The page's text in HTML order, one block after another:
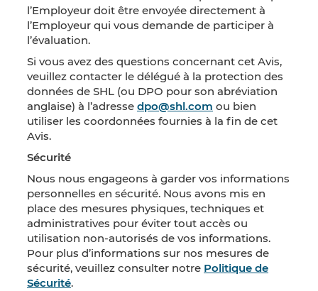
l’Employeur doit être envoyée directement à
l’Employeur qui vous demande de participer à
l’évaluation.
Si vous avez des questions concernant cet Avis,
veuillez contacter le délégué à la protection des
données de SHL (ou DPO pour son abréviation
anglaise) à l’adresse dpo@shl.com ou bien
utiliser les coordonnées fournies à la fin de cet
Avis.
Sécurité
Nous nous engageons à garder vos informations
personnelles en sécurité. Nous avons mis en
place des mesures physiques, techniques et
administratives pour éviter tout accès ou
utilisation non-autorisés de vos informations.
Pour plus d’informations sur nos mesures de
sécurité, veuillez consulter notre Politique de
Sécurité.